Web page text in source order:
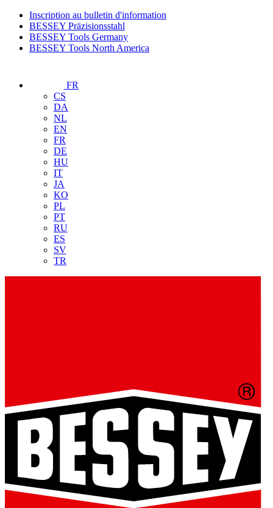
Inscription au bulletin d'information
BESSEY Präzisionsstahl
BESSEY Tools Germany
BESSEY Tools North America
FR
CS
DA
NL
EN
FR
DE
HU
IT
JA
KO
PL
PT
RU
ES
SV
TR